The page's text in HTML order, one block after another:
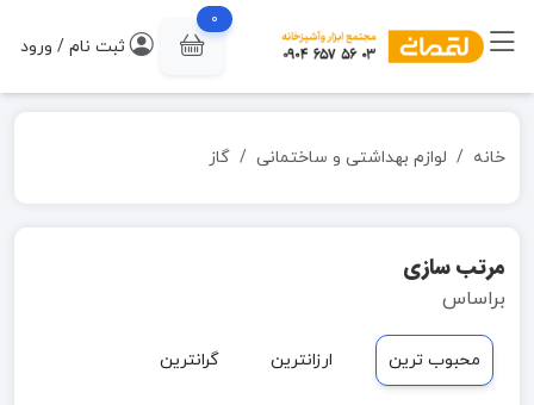
0
ثبت نام / ورود
خانه لوازم بهداشتی و ساختمانی گاز
مرتب سازی
براساس
محبوب ترین ارزانترین گرانترین